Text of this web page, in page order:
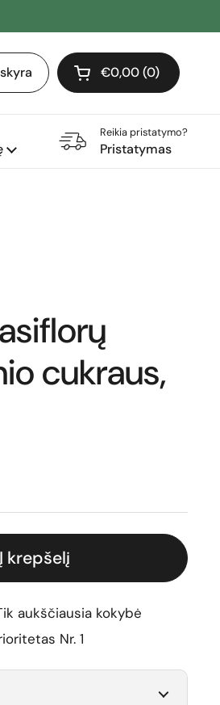
Atidaryti krepšelį
Pirkinių krepšelis Iš
€0,00 0
produktai (-ų) yra
Reikia pristatymo?
Pristatymas
cukraus,
Į krepšelį
aukščiausia kokybė
Nr. 1